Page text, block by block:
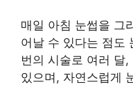
매일 아침 눈썹을 그
어날 수 있다는 점도
번의 시술로 여러 달
있으며, 자연스럽게